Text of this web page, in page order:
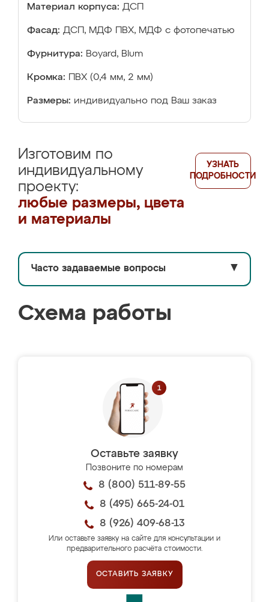
Материал корпуса: ДСП
Фасад: ДСП, МДФ ПВХ, МДФ с фотопечатью
Фурнитура: Boyard, Blum
Кромка: ПВХ (0,4 мм, 2 мм)
Размеры: индивидуально под Ваш заказ
Изготовим по
индивидуальному
проекту:
любые размеры, цвета
и материалы
УЗНАТЬ
ПОДРОБНОСТИ
Часто задаваемые вопросы ▼
Схема работы
Оставьте заявку
Позвоните по номерам
8 (800) 511-89-55
8 (495) 665-24-01
8 (926) 409-68-13
Или оставьте заявку на сайте для консультации и
предварительного расчёта стоимости.
ОСТАВИТЬ ЗАЯВКУ